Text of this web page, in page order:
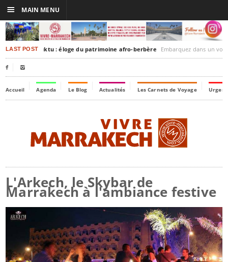
LAST POSTTimbuktu : éloge du patrimoine afro-berbère Embarquez dans un voyage culturel dans le
 
Accueil Agenda Le Blog Actualités Les Carnets de Voyage
L'Arkech, le Skybar de
Marrakech à l'ambiance festive
☰ MAIN MENU